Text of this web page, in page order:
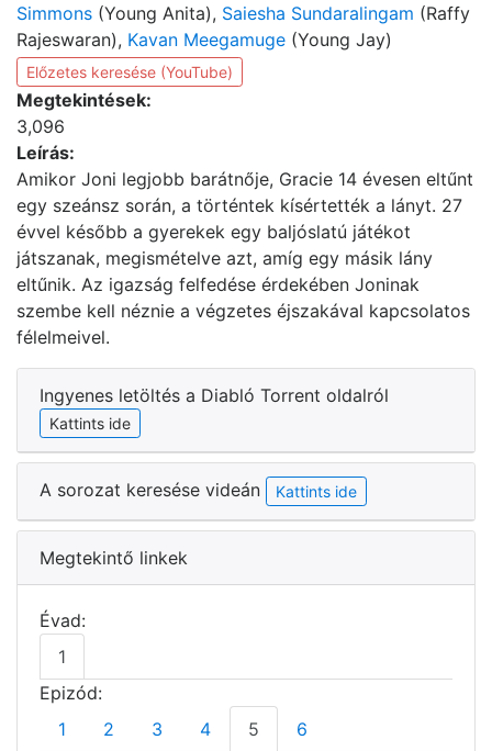
Simmons (Young Anita), Saiesha Sundaralingam (Raffy
Rajeswaran), Kavan Meegamuge (Young Jay)
Előzetes keresése (YouTube)
Megtekintések:
3,096
Leírás:
Amikor Joni legjobb barátnője, Gracie 14 évesen eltűnt
egy szeánsz során, a történtek kísértették a lányt. 27
évvel később a gyerekek egy baljóslatú játékot
játszanak, megismételve azt, amíg egy másik lány
eltűnik. Az igazság felfedése érdekében Joninak
szembe kell néznie a végzetes éjszakával kapcsolatos
félelmeivel.
Ingyenes letöltés a Diabló Torrent oldalról
Kattints ide
A sorozat keresése videán Kattints ide
Megtekintő linkek
Évad:
1
Epizód:
1
2 3 4 5 6